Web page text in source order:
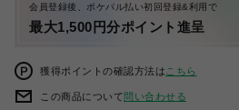
会員登録後、ポケパル払い初回登録&利用で
最大1,500円分ポイント進呈
獲得ポイントの確認方法は こちら
この商品について問い合わせる